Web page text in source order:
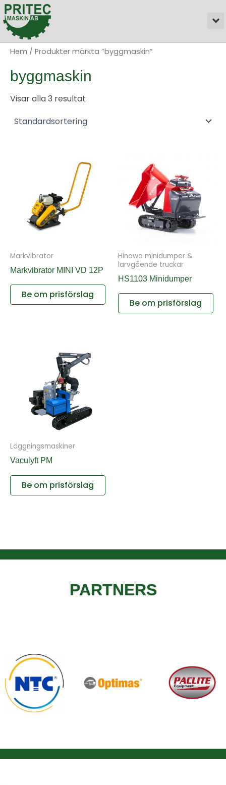
Hoppa
till
innehåll
Hem / Produkter märkta ”byggmaskin”
byggmaskin
Visar alla 3 resultat
Markvibrator
Markvibrator MINI VD 12P
Be om prisförslag
Hinowa minidumper &
larvgående truckar
HS1103 Minidumper
Be om prisförslag
Läggningsmaskiner
Vaculyft PM
Be om prisförslag
PARTNERS